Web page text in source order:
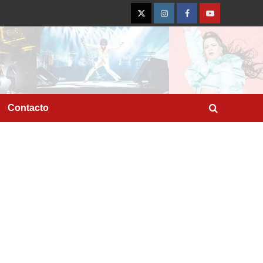
TwitterInstagramFacebookYouTube
Contacto